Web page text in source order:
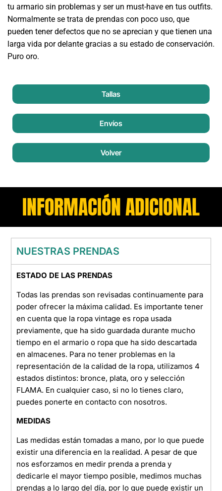
tu armario sin problemas y ser un must-have en tus outfits.
Normalmente se trata de prendas con poco uso, que
pueden tener defectos que no se aprecian y que tienen una
larga vida por delante gracias a su estado de conservación.
Puro oro.
Tallas
Envíos
Volver
INFORMACIÓN ADICIONAL
NUESTRAS PRENDAS
ESTADO DE LAS PRENDAS
Todas las prendas son revisadas continuamente para
poder ofrecer la máxima calidad. Es importante tener
en cuenta que la ropa vintage es ropa usada
previamente, que ha sido guardada durante mucho
tiempo en el armario o ropa que ha sido descartada
en almacenes. Para no tener problemas en la
representación de la calidad de la ropa, utilizamos 4
estados distintos: bronce, plata, oro y selección
FLAMA. En cualquier caso, si no lo tienes claro,
puedes ponerte en contacto con nosotros.
MEDIDAS
Las medidas están tomadas a mano, por lo que puede
existir una diferencia en la realidad. A pesar de que
nos esforzamos en medir prenda a prenda y
dedicarle el mayor tiempo posible, medimos muchas
prendas a lo largo del día, por lo que puede existir un